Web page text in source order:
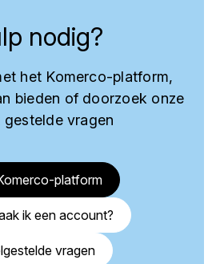
nodig?
het Komerco-platform,
bieden of doorzoek onze
gestelde vragen
platform
ik een account?
vragen